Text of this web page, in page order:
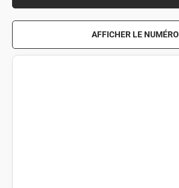
AFFICHER LE NUMÉRO